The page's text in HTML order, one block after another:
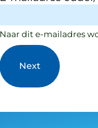
Naar dit e-mailadres
Next